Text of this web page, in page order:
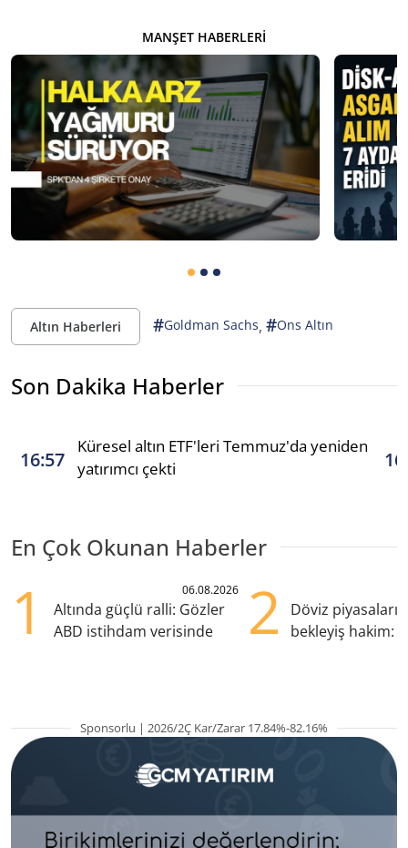
MANŞET HABERLERI
Altın Haberleri #Goldman Sachs, #Ons Altın
Son Dakika Haberler
16:57
Küresel altın ETF'leri Temmuz'da yeniden
yatırımcı çekti
En Çok Okunan Haberler
1 06.08.2026
Altında güçlü ralli: Gözler
ABD istihdam verisinde
2
Döviz
bekleyiş hakim:
Sponsorlu | 2026/2Ç Kar/Zarar 17.84%-82.16%